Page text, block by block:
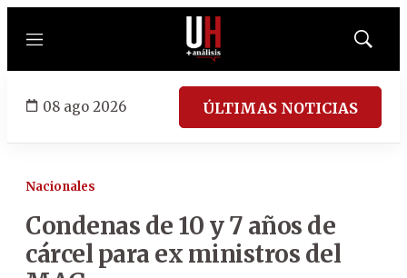
Menú
Mostrar
08 ago 2026 ÚLTIMAS NOTICIAS
Nacionales
Condenas de 10 y 7 años de
cárcel para ex ministros del